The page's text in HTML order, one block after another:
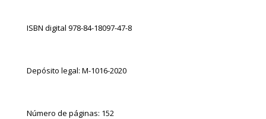
ISBN digital 978-84-18097-47-8
Depósito legal: M-1016-2020
Número de páginas: 152